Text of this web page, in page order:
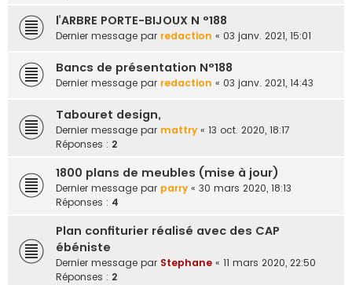
l’ARBRE PORTE-BIJOUX N °188
Dernier message par redaction « 03 janv. 2021, 15:01
Bancs de présentation N°188
Dernier message par redaction « 03 janv. 2021, 14:43
Tabouret design,
Dernier message par mattry « 13 oct. 2020, 18:17
Réponses : 2
1800 plans de meubles (mise à jour)
Dernier message par parry « 30 mars 2020, 18:13
Réponses : 4
Plan confiturier réalisé avec des CAP
ébéniste
Dernier message par Stephane « 11 mars 2020, 22:50
Réponses : 2